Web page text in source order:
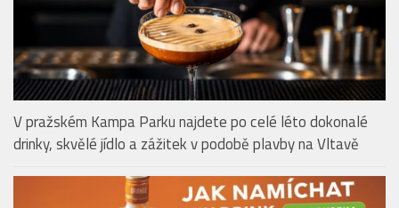
V pražském Kampa Parku najdete po celé léto dokonalé
drinky, skvělé jídlo a zážitek v podobě plavby na Vltavě